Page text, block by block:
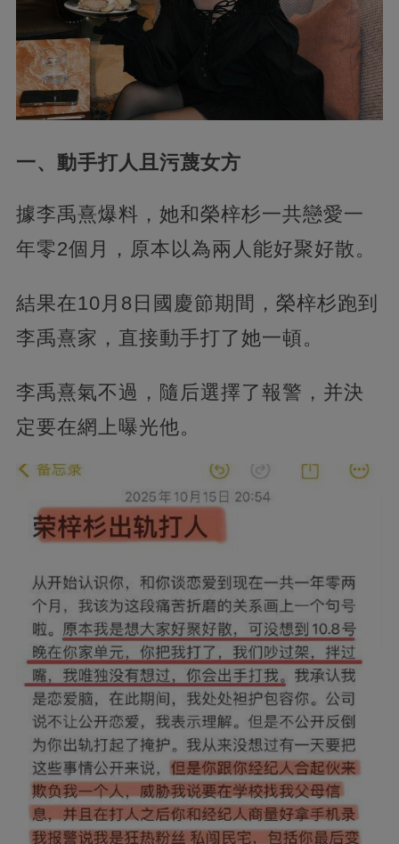
一、動手打人且污蔑女方
據李禹熹爆料，她和榮梓杉一共戀愛一
年零2個月，原本以為兩人能好聚好散。
結果在10月8日國慶節期間，榮梓杉跑到
李禹熹家，直接動手打了她一頓。
李禹熹氣不過，隨后選擇了報警，并決
定要在網上曝光他。